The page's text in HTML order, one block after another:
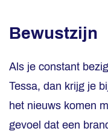
Bewustzijn
Als je constant
Tessa, dan krijg je
het nieuws komen
gevoel dat een